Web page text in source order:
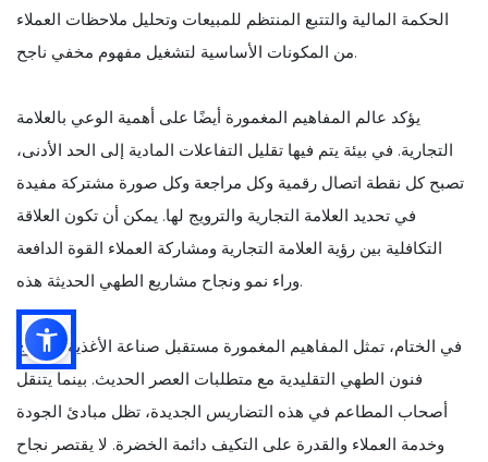
الحكمة المالية والتتبع المنتظم للمبيعات وتحليل ملاحظات العملاء
من المكونات الأساسية لتشغيل مفهوم مخفي ناجح.
يؤكد عالم المفاهيم المغمورة أيضًا على أهمية الوعي بالعلامة
التجارية. في بيئة يتم فيها تقليل التفاعلات المادية إلى الحد الأدنى،
تصبح كل نقطة اتصال رقمية وكل مراجعة وكل صورة مشتركة مفيدة
في تحديد العلامة التجارية والترويج لها. يمكن أن تكون العلاقة
التكافلية بين رؤية العلامة التجارية ومشاركة العملاء القوة الدافعة
وراء نمو ونجاح مشاريع الطهي الحديثة هذه.
في الختام، تمثل المفاهيم المغمورة مستقبل صناعة الأغذية، وتمزج
فنون الطهي التقليدية مع متطلبات العصر الحديث. بينما يتنقل
أصحاب المطاعم في هذه التضاريس الجديدة، تظل مبادئ الجودة
وخدمة العملاء والقدرة على التكيف دائمة الخضرة. لا يقتصر نجاح